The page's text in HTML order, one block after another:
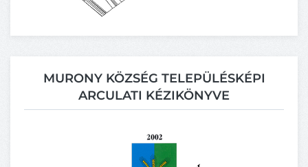
MURONY KÖZSÉG TELEPÜLÉSKÉPI
ARCULATI KÉZIKÖNYVE